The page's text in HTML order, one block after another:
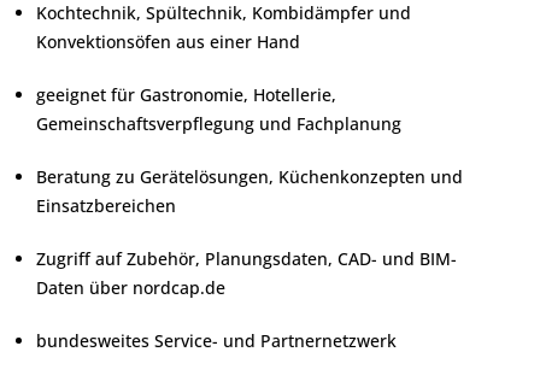
Kochtechnik, Spültechnik, Kombidämpfer und
Konvektionsöfen aus einer Hand
geeignet für Gastronomie, Hotellerie,
Gemeinschaftsverpflegung und Fachplanung
Beratung zu Gerätelösungen, Küchenkonzepten und
Einsatzbereichen
Zugriff auf Zubehör, Planungsdaten, CAD- und BIM-
Daten über nordcap.de
bundesweites Service- und Partnernetzwerk